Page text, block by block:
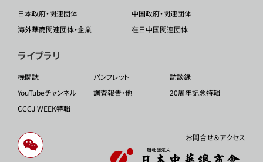
日本政府・関連団体
中国政府・関連団体
海外華商関連団体・企業
在日中国関連団体
ライブラリ
機関誌 パンフレット
訪談録
YouTubeチャンネル
調査報告・他
20周年記念特輯
CCCJ WEEK特輯
お問合せ＆アクセス